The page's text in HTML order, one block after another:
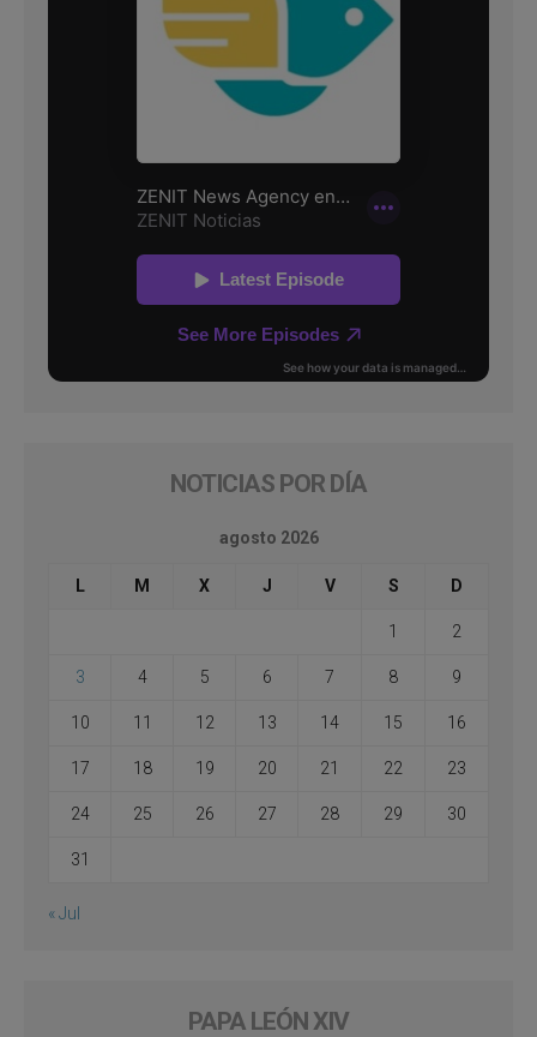
NOTICIAS POR DÍA
agosto 2026
L M X J V S D
1 2
3 4 5 6 7 8 9
10 11 12 13 14 15 16
17 18 19 20 21 22 23
24 25 26 27 28 29 30
31
« Jul
PAPA LEÓN XIV